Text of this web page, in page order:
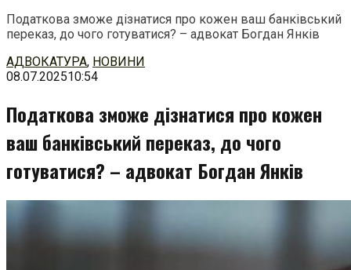
Податкова зможе дізнатися про кожен ваш банківський
переказ, до чого готуватися? – адвокат Богдан Янків
Перейти
до
АДВОКАТУРА, НОВИНИ
08.07.202510:54
Податкова зможе дізнатися про кожен
ваш банківський переказ, до чого
готуватися? – адвокат Богдан Янків